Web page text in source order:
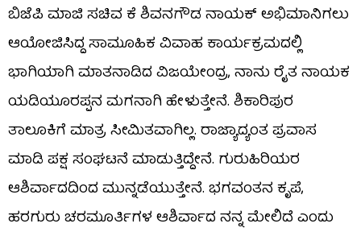
ಬಿಜೆಪಿ ಮಾಜಿ ಸಚಿವ ಕೆ ಶಿವನಗೌಡ ನಾಯಕ್ ಅಭಿಮಾನಿಗಲು
ಆಯೋಜಿಸಿದ್ದ ಸಾಮೂಹಿಕ ವಿವಾಹ ಕಾರ್ಯಕ್ರಮದಲ್ಲಿ
ಭಾಗಿಯಾಗಿ ಮಾತನಾಡಿದ ವಿಜಯೇಂದ್ರ, ನಾನು ರೈತ ನಾಯಕ
ಯಡಿಯೂರಪ್ಪನ ಮಗನಾಗಿ ಹೇಳುತ್ತೇನೆ. ಶಿಕಾರಿಪುರ
ತಾಲೂಕಿಗೆ ಮಾತ್ರ ಸೀಮಿತವಾಗಿಲ್ಲ. ರಾಜ್ಯಾದ್ಯಂತ ಪ್ರವಾಸ
ಮಾಡಿ ಪಕ್ಷ ಸಂಘಟನೆ ಮಾಡುತ್ತಿದ್ದೇನೆ. ಗುರುಹಿರಿಯರ
ಆಶಿರ್ವಾದದಿಂದ ಮುನ್ನಡೆಯುತ್ತೇನೆ. ಭಗವಂತನ ಕೃಪೆ,
ಹರಗುರು ಚರಮೂರ್ತಿಗಳ ಆಶಿರ್ವಾದ ನನ್ನ ಮೇಲಿದೆ ಎಂದು